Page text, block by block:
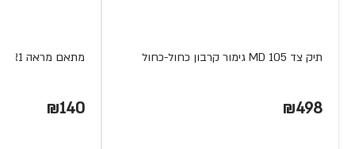
תיק צד MD 105 גימור קרבון כחול-כחול
₪498
מתאם מראה R1
₪140